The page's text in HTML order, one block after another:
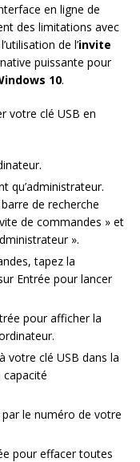
en ligne de
des limitations avec
de l’invite
puissante pour
10.
votre clé USB en
qu’administrateur.
de recherche
de commandes » et
».
tapez la
Entrée pour lancer
pour afficher la
votre clé USB dans la
capacité
par le numéro de votre
pour effacer toutes